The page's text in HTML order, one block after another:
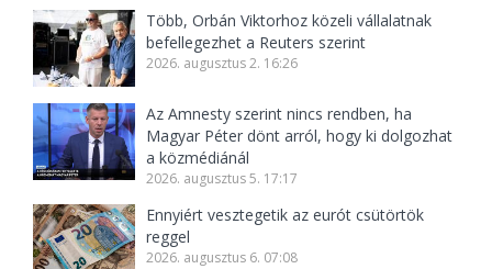
Több, Orbán Viktorhoz közeli vállalatnak
befellegezhet a Reuters szerint
2026. augusztus 2. 16:26
Az Amnesty szerint nincs rendben, ha
Magyar Péter dönt arról, hogy ki dolgozhat
a közmédiánál
2026. augusztus 5. 17:17
Ennyiért vesztegetik az eurót csütörtök
reggel
2026. augusztus 6. 07:08